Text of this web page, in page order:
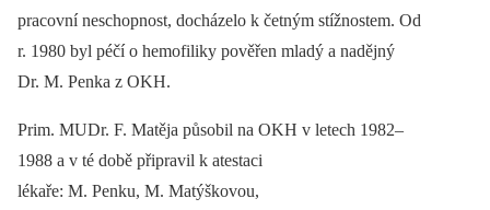
pracovní neschopnost, docházelo k četným stížnostem. Od
r. 1980 byl péčí o hemofiliky pověřen mladý a nadějný
Dr. M. Penka z OKH.
Prim. MUDr. F. Matěja působil na OKH v letech 1982–
1988 a v té době připravil k atestaci
lékaře: M. Penku, M. Matýškovou,